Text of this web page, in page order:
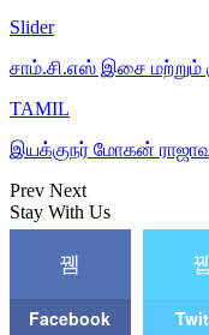
Slider
சாம்.சி.எஸ் இசை மற்றும்
TAMIL
இயக்குநர் மோகன்
Prev Next
Stay With Us
Facebook